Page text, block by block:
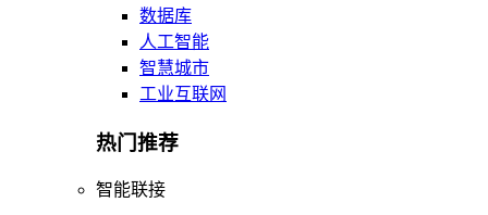
数据库
人工智能
智慧城市
工业互联网
热门推荐
智能联接